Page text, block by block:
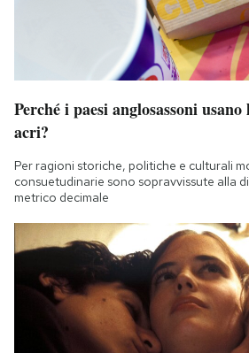
Perché i paesi anglosassoni
acri?
Per ragioni storiche, politiche e culturali
consuetudinarie sono sopravvissute alla
metrico decimale